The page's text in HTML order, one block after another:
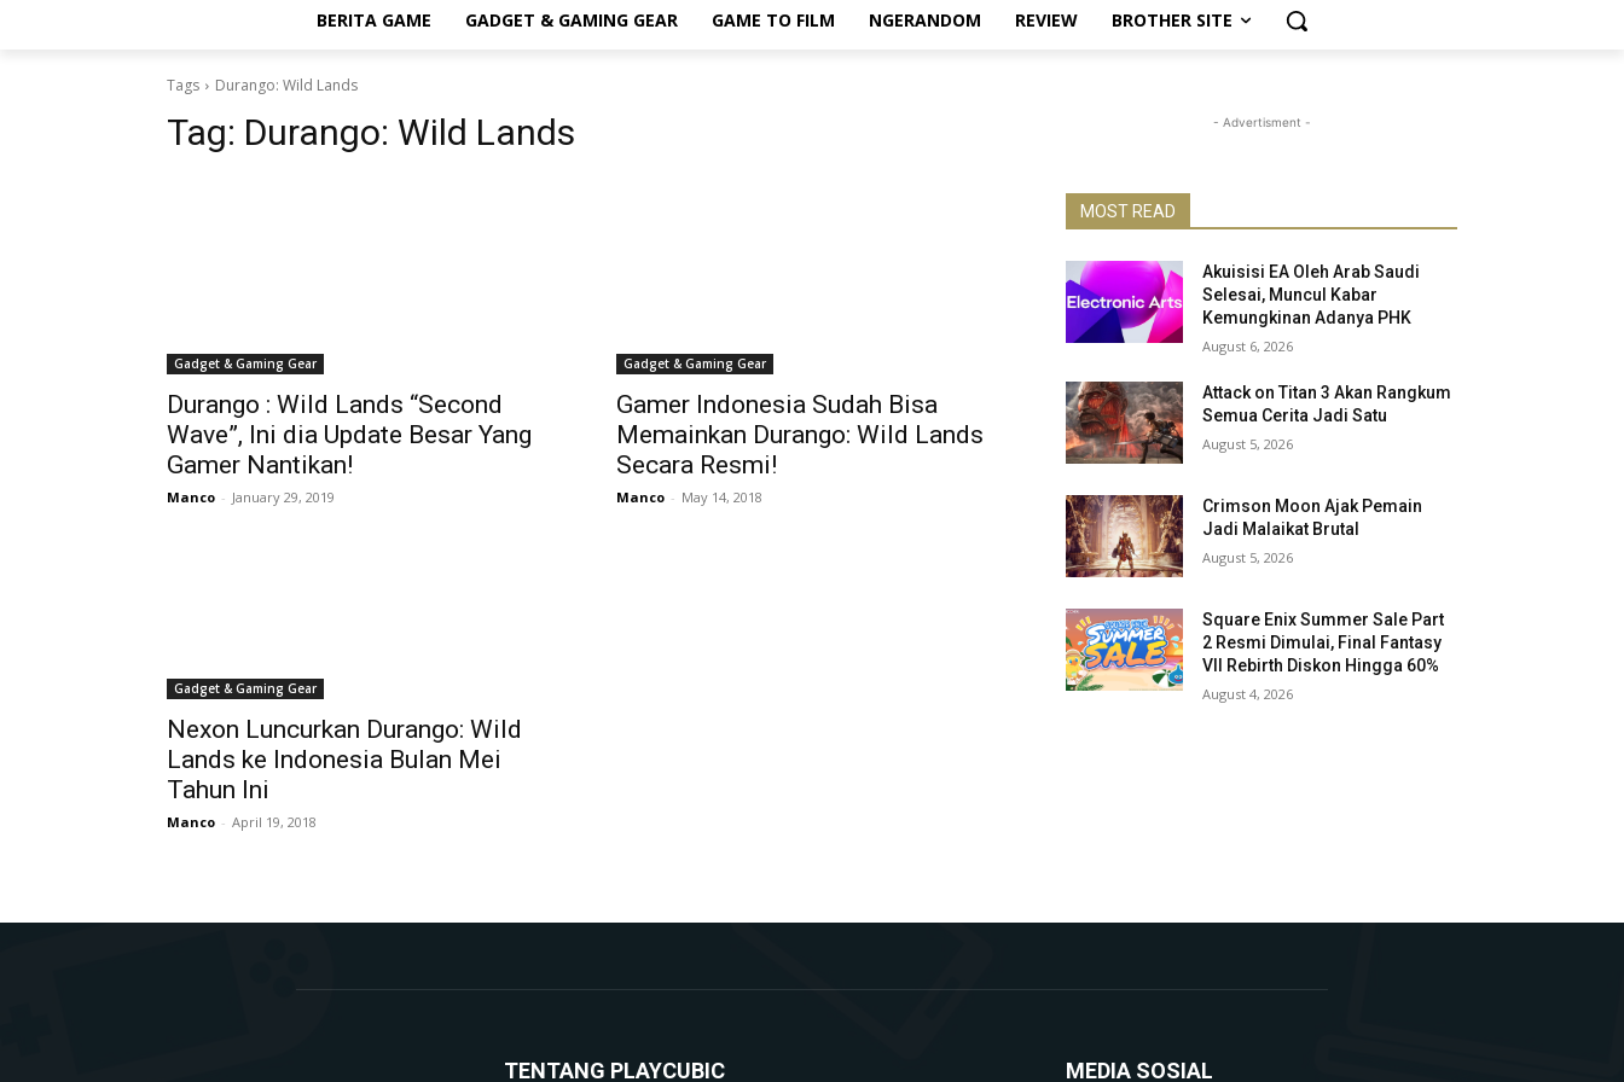
BERITA GAME GADGET & GAMING GEAR GAME TO FILM NGERANDOM REVIEW BROTHER SITE
Tags Durango: Wild Lands
Tag: Durango: Wild Lands
Gadget & Gaming Gear
Durango : Wild Lands “Second
Wave”, Ini dia Update Besar Yang
Gamer Nantikan!
Manco - January 29, 2019
Gadget & Gaming Gear
Gamer Indonesia Sudah Bisa
Memainkan Durango: Wild Lands
Secara Resmi!
Manco - May 14, 2018
Gadget & Gaming Gear
Nexon Luncurkan Durango: Wild
Lands ke Indonesia Bulan Mei
Tahun Ini
Manco - April 19, 2018
- Advertisment -
MOST READ
Akuisisi EA Oleh Arab Saudi
Selesai, Muncul Kabar
Kemungkinan Adanya PHK
August 6, 2026
Attack on Titan 3 Akan Rangkum
Semua Cerita Jadi Satu
August 5, 2026
Crimson Moon Ajak Pemain
Jadi Malaikat Brutal
August 5, 2026
Square Enix Summer Sale Part
2 Resmi Dimulai, Final Fantasy
VII Rebirth Diskon Hingga 60%
August 4, 2026
TENTANG PLAYCUBIC MEDIA SOSIAL